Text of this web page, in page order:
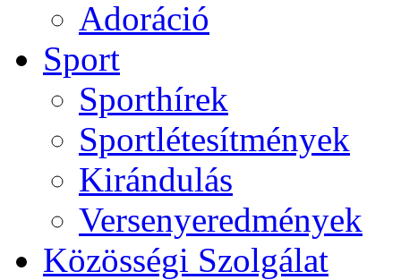
Adoráció
Sport
Sporthírek
Sportlétesítmények
Kirándulás
Versenyeredmények
Közösségi Szolgálat